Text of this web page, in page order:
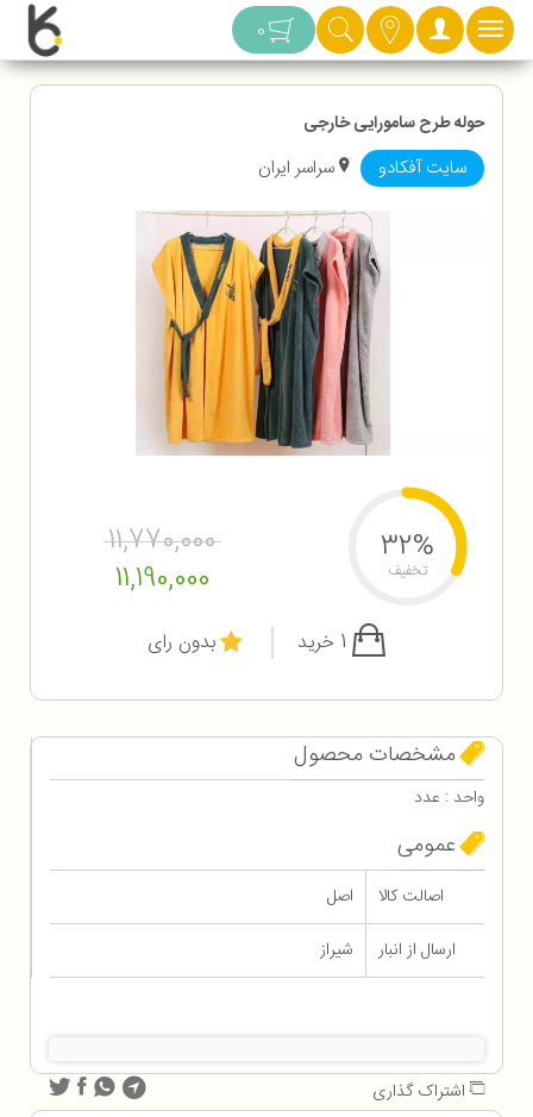
دسته بندی 0
حوله طرح سامورایی خارجی
سایت آفکادو سراسر ایران
11,770,000
11,190,000
32%
تخفیف
بدون رای
مشخصات محصول
واحد : عدد
عمومی
اصالت کالا
اصل
ارسال از انبار
شیراز
اشتراک گذاری